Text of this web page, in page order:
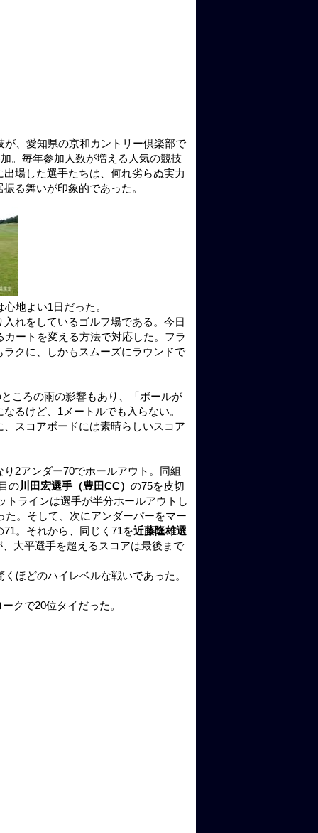
、愛知県の京和カントリー倶楽部で
。毎年参加人数が増える人気の競技
場した選手たちは、何れ劣らぬ実力
る舞いが印象的であった。
地よい1日だった。
れをしているゴルフ場である。今日
ートを変える方法で対応した。フラ
クに、しかもスムーズにラウンドで
ころの雨の影響もあり、「ボールが
るけど、1メートルでも入らない。
スコアボードには素晴らしいスコア
り2アンダー70でホールアウト。同組
の川田宏選手（豊田CC） の75を皮切
トラインは選手が半分ホールアウトし
。そして、次にアンダーパーをマー
。それから、同じく71を近藤隆雄選
大平選手を超えるスコアは最後まで
ほどのハイレベルな戦いであった。
クで20位タイだった。